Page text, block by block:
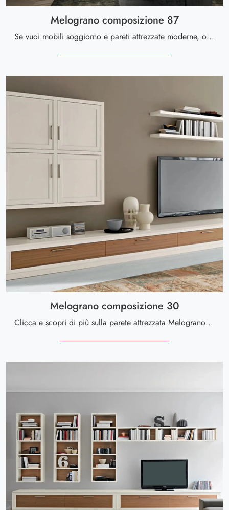
Melograno composizione 87
Se vuoi mobili soggiorno e pareti attrezzate moderne, opta per il modello Melograno composizione 87 di Le Fablier: clicca e ottieni informazioni!
Melograno composizione 30
Clicca e scopri di più sulla parete attrezzata Melograno composizione 30 del brand Le Fablier: è la soluzione dalle linee moderne ideale per te.